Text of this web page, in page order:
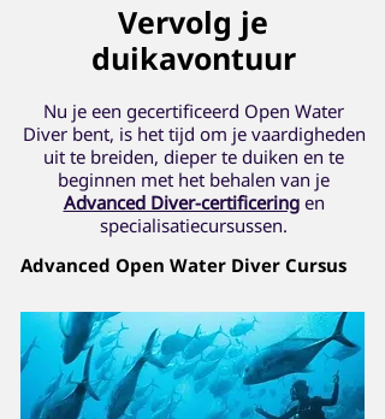
Vervolg je
duikavontuur
Nu je een gecertificeerd Open Water
Diver bent, is het tijd om je vaardigheden
uit te breiden, dieper te duiken en te
beginnen met het behalen van je
Advanced Diver-certificeringen
specialisatiecursussen.
Advanced Open Water Diver Cursus